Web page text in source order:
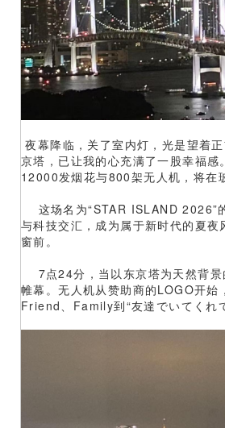
夜幕降临，关了室内灯，光是望着
京塔，已让我的心充满了一股幸福
12000发烟花与800架无人机，将在
这场名为“STAR ISLAND 2026”
与科技交汇，成为属于新时代的夏
窗前。
7点24分，当以东京塔为天然背景
帷幕。无人机从赞助商的LOGO开
Friend、Family到“友達でいてくれ